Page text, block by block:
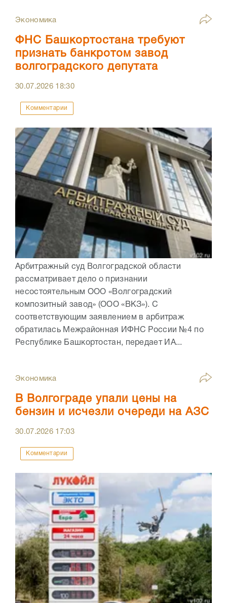
Экономика
ФНС Башкортостана требуют
признать банкротом завод
волгоградского депутата
30.07.2026 18:30
Комментарии
Арбитражный суд Волгоградской области
рассматривает дело о признании
несостоятельным ООО «Волгоградский
композитный завод» (ООО «ВКЗ»). С
соответствующим заявлением в арбитраж
обратилась Межрайонная ИФНС России №4 по
Республике Башкортостан, передает ИА...
Экономика
В Волгограде упали цены на
бензин и исчезли очереди на АЗС
30.07.2026 17:03
Комментарии